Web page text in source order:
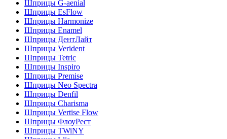
Шприцы G-aenial
Шприцы EsFlow
Шприцы Harmonize
Шприцы Enamel
Шприцы ДентЛайт
Шприцы Verident
Шприцы Tetric
Шприцы Inspiro
Шприцы Premise
Шприцы Neo Spectra
Шприцы Denfil
Шприцы Charisma
Шприцы Vertise Flow
Шприцы ФлоуРест
Шприцы TWiNY